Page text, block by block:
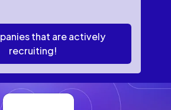
that are actively
recruiting!